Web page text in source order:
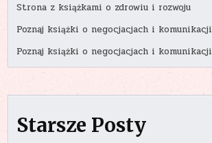
Strona z książkami o zdrowiu i rozwoju
Poznaj książki o negocjacjach i komunikacji
Poznaj książki o negocjacjach i komunikacji
Starsze Posty